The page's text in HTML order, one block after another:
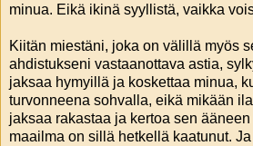
minua. Eikä ikinä syyllistä, vaikka
Kiitän miestäni, joka on välillä myös
ahdistukseni vastaanottava astia,
jaksaa hymyillä ja koskettaa minua,
turvonneena sohvalla, eikä mikään
jaksaa rakastaa ja kertoa sen
maailma on sillä hetkellä kaatunut.